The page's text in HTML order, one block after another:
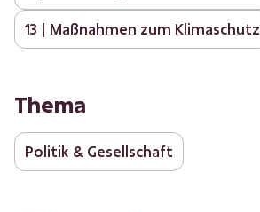
13 | Maßnahmen zum Klimaschutz
Thema
Politik & Gesellschaft